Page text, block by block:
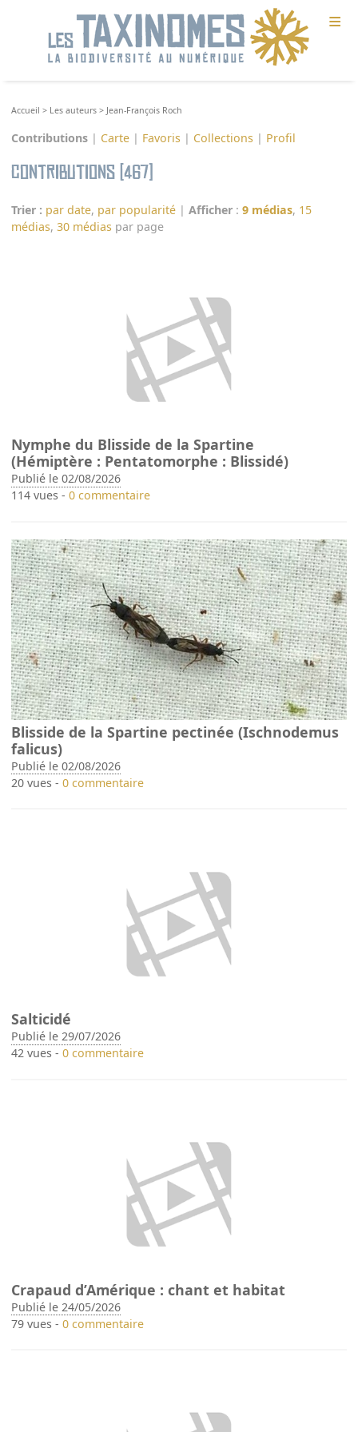
≡
Accueil > Les auteurs > Jean-François Roch
Contributions | Carte | Favoris | Collections | Profil
Contributions (467)
Trier : par date, par popularité |Afficher :9 médias, 15
médias,30 médias par page
Nymphe du Blisside de la Spartine
(Hémiptère : Pentatomorphe : Blissidé)
Publié le 02/08/2026
114 vues -0 commentaire
Blisside de la Spartine pectinée (Ischnodemus
falicus)
Publié le 02/08/2026
20 vues -0 commentaire
Salticidé
Publié le 29/07/2026
42 vues -0 commentaire
Crapaud d’Amérique : chant et habitat
Publié le 24/05/2026
79 vues -0 commentaire